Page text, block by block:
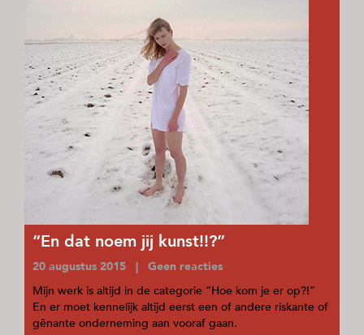
“En dat noem jij kunst!!?”
20 augustus 2015 | Geen reacties
Mijn werk is altijd in de categorie “Hoe kom je er op?!”
En er moet kennelijk altijd eerst een of andere riskante of
gênante onderneming aan vooraf gaan.